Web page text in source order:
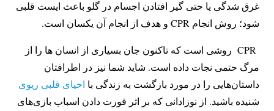
غرق شدگی یا حتی گیر افتادن اجسام در گلو باعث ایست قلبی
شود؛ روش انجام CPR و هدف از انجام آن یکسان است.
CPR روشی است که تاکنون جان بسیاری از انسان ها را از
مرگ حتمی نجات داده است. شاید شما نیز در اطرافتان
داستان‌هایی را در مورد بازگشت به زندگی با احیای قلبی ریوی
شنیده باشید. از نوزادانی که بر اثر قورت دادن اسباب بازی‌های